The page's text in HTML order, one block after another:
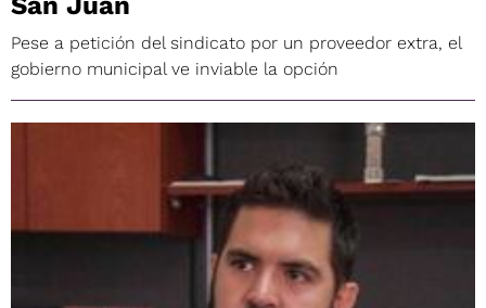
Pese a petición del sindicato por un proveedor extra, el
gobierno municipal ve inviable la opción